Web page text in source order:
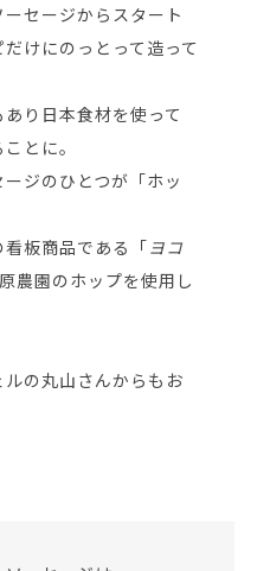
セージからスタート
けにのっとって造って
り日本食材を使って
とに。
ジのひとつが「ホッ
看板商品である「ヨコ
農園のホップを使用し
の丸山さんからもお